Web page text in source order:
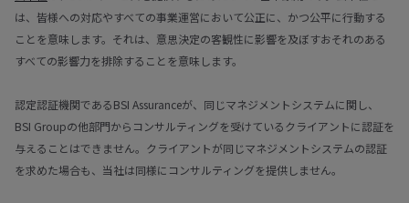
は、皆様への対応やすべての事業運営において公正に、かつ公平に行動する
ことを意味します。それは、意思決定の客観性に影響を及ぼすおそれのある
すべての影響力を排除することを意味します。
認定認証機関であるBSI Assuranceが、同じマネジメントシステムに関し、
BSI Groupの他部門からコンサルティングを受けているクライアントに認証を
与えることはできません。クライアントが同じマネジメントシステムの認証
を求めた場合も、当社は同様にコンサルティングを提供しません。